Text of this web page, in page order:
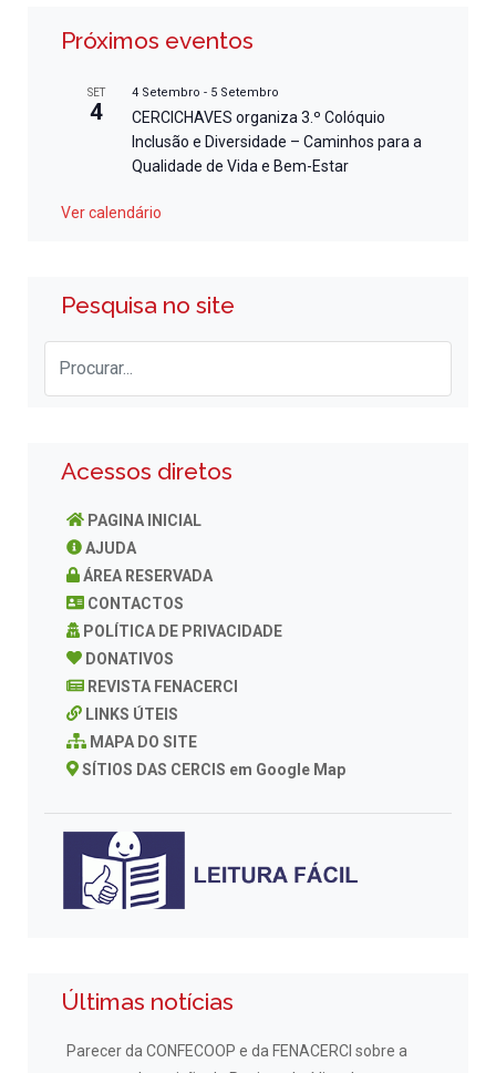
Próximos eventos
SET
4
4 Setembro - 5 Setembro
CERCICHAVES organiza 3.º Colóquio
Inclusão e Diversidade – Caminhos para a
Qualidade de Vida e Bem-Estar
Ver calendário
Pesquisa no site
Acessos diretos
PAGINA INICIAL
AJUDA
ÁREA RESERVADA
CONTACTOS
POLÍTICA DE PRIVACIDADE
DONATIVOS
REVISTA FENACERCI
LINKS ÚTEIS
MAPA DO SITE
SÍTIOS DAS CERCIS em Google Map
Últimas notícias
Parecer da CONFECOOP e da FENACERCI sobre a